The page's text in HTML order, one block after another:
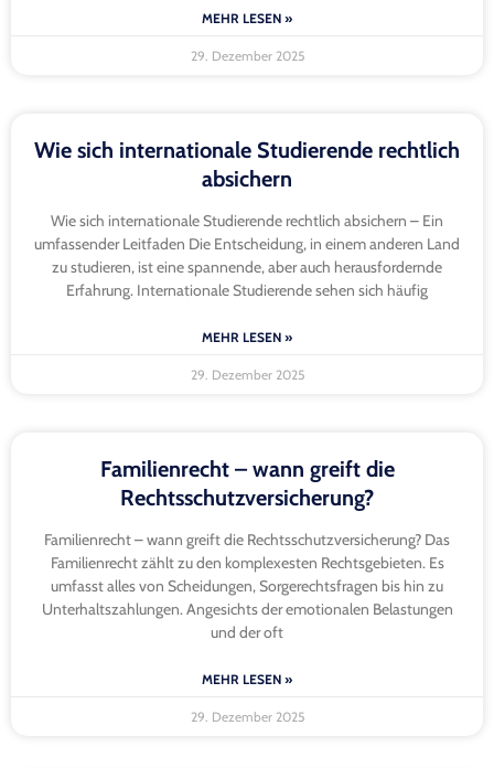
MEHR LESEN »
29. Dezember 2025
Wie sich internationale Studierende rechtlich
absichern
Wie sich internationale Studierende rechtlich absichern – Ein
umfassender Leitfaden Die Entscheidung, in einem anderen Land
zu studieren, ist eine spannende, aber auch herausfordernde
Erfahrung. Internationale Studierende sehen sich häufig
MEHR LESEN »
29. Dezember 2025
Familienrecht – wann greift die
Rechtsschutzversicherung?
Familienrecht – wann greift die Rechtsschutzversicherung? Das
Familienrecht zählt zu den komplexesten Rechtsgebieten. Es
umfasst alles von Scheidungen, Sorgerechtsfragen bis hin zu
Unterhaltszahlungen. Angesichts der emotionalen Belastungen
und der oft
MEHR LESEN »
29. Dezember 2025